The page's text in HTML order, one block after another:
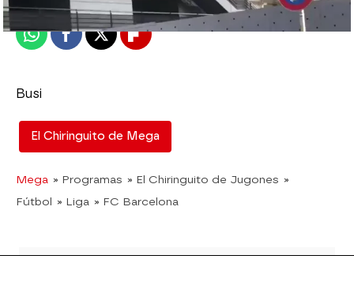
WhatsappFacebook
X Flipboard
Busi
El Chiringuito de Mega
Mega » Programas » El Chiringuito de Jugones »
Fútbol » Liga » FC Barcelona